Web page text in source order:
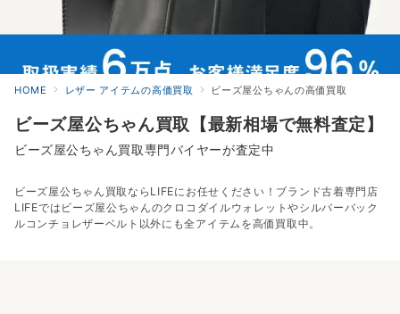
HOME レザー アイテムの高価買取 ビーズ屋公ちゃんの高価買取
ビーズ屋公ちゃん買取【最新相場で無料査定】
ビーズ屋公ちゃん買取専門バイヤーが査定中
ビーズ屋公ちゃん買取ならLIFEにお任せください！ブランド古着専門店
LIFEではビーズ屋公ちゃんのクロコダイルウォレットやシルバーバック
ルコンチョレザーベルト以外にも全アイテムを高価買取中。